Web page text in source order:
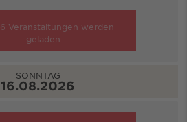
6 Veranstaltungen werden
geladen
SONNTAG
16.08.2026